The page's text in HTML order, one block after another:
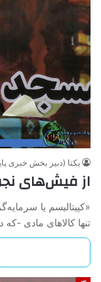
یکتا (دبیر بخش خبری
از فیش‌های
«کپیتالیسم یا
تنها کالاهای مادی -